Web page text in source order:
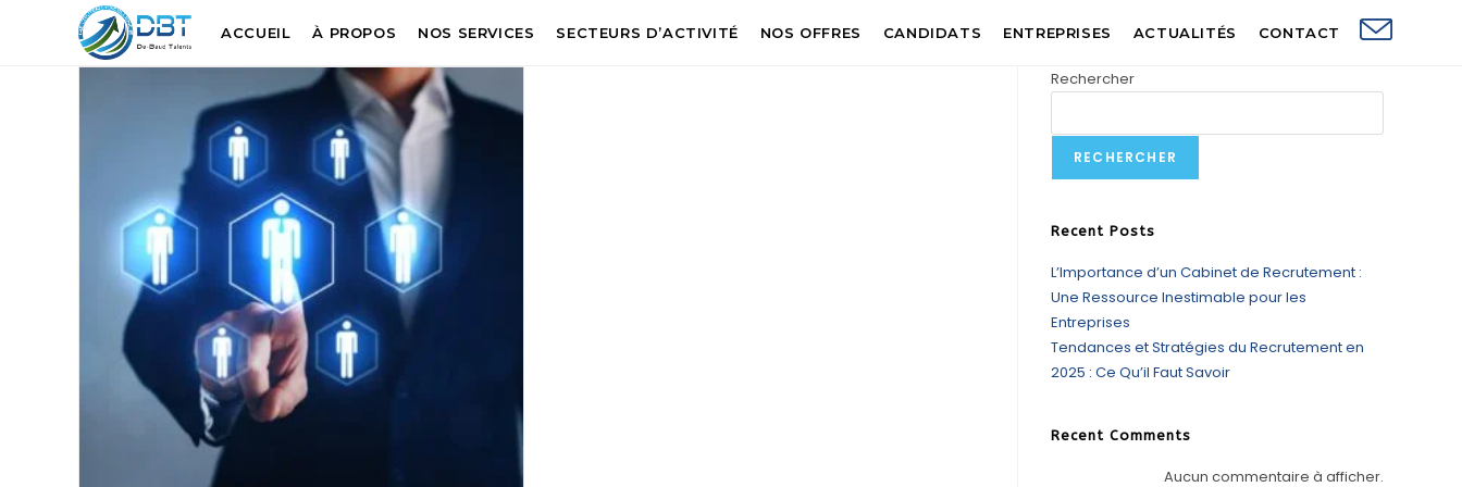
ACCUEIL À PROPOS NOS SERVICES SECTEURS D’ACTIVITÉ NOS OFFRES CANDIDATS ENTREPRISES ACTUALITÉS CONTACT
Rechercher
RECHERCHER
Recent Posts
L’Importance d’un Cabinet de Recrutement :
Une Ressource Inestimable pour les
Entreprises
Tendances et Stratégies du Recrutement en
2025 : Ce Qu’il Faut Savoir
Recent Comments
Aucun commentaire à afficher.